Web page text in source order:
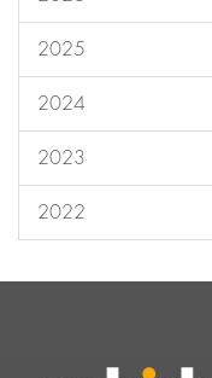
2025
2024
2023
2022